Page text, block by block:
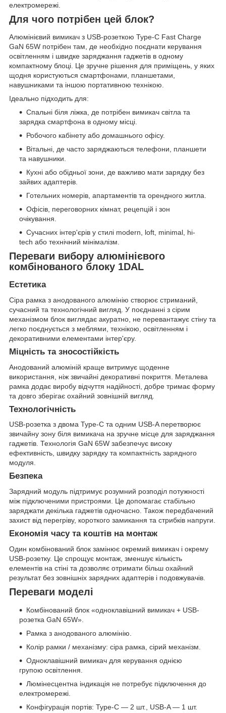
електромережі.
Для чого потрібен цей блок?
Алюмінієвий вимикач з USB-розеткою Type-C Fast Charge
GaN 65W потрібен там, де необхідно поєднати керування
освітленням і швидке заряджання гаджетів в одному
компактному блоці. Це зручне рішення для приміщень, у яких
щодня користуються смартфонами, планшетами,
навушниками та іншою портативною технікою.
Ідеально підходить для:
Спальні біля ліжка, де потрібен вимикач світла та
зарядка смартфона в одному місці.
Робочого кабінету або домашнього офісу.
Вітальні, де часто заряджаються телефони, планшети
та навушники.
Кухні або обідньої зони, де важливо мати зарядку без
зайвих адаптерів.
Готельних номерів, апартаментів та орендного житла.
Офісів, переговорних кімнат, рецепцій і зон
очікування.
Сучасних інтер'єрів у стилі modern, loft, minimal, hi-
tech або технічний мінімалізм.
Переваги вибору алюмінієвого
комбінованого блоку 1DAL
Естетика
Сіра рамка з анодованого алюмінію створює стриманий,
сучасний та технологічний вигляд. У поєднанні з сірим
механізмом блок виглядає акуратно, не перевантажує стіну та
легко поєднується з меблями, технікою, освітленням і
декоративними елементами інтер'єру.
Міцність та зносостійкість
Анодований алюміній краще витримує щоденне
використання, ніж звичайні декоративні покриття. Металева
рамка додає виробу відчуття надійності, добре тримає форму
та довго зберігає охайний зовнішній вигляд.
Технологічність
USB-розетка з двома Type-C та одним USB-A перетворює
звичайну зону біля вимикача на зручне місце для заряджання
гаджетів. Технологія GaN 65W забезпечує високу
ефективність, швидку зарядку та компактність зарядного
модуля.
Безпека
Зарядний модуль підтримує розумний розподіл потужності
між підключеними пристроями. Це допомагає стабільно
заряджати декілька гаджетів одночасно. Також передбачений
захист від перегріву, короткого замикання та стрибків напруги.
Економія часу та коштів на монтаж
Один комбінований блок замінює окремий вимикач і окрему
USB-розетку. Це спрощує монтаж, зменшує кількість
елементів на стіні та дозволяє отримати більш охайний
результат без зовнішніх зарядних адаптерів і подовжувачів.
Переваги моделі
Комбінований блок «одноклавішний вимикач + USB-
розетка GaN 65W».
Рамка з анодованого алюмінію.
Колір рамки / механізму: сіра рамка, сірий механізм.
Одноклавішний вимикач для керування однією
групою освітлення.
Люмінесцентна індикація не потребує підключення до
електромережі.
Конфігурація портів: Type-C — 2 шт., USB-A — 1 шт.